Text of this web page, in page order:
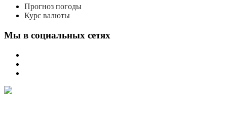
Прогноз погоды
Курс валюты
Мы в социальных сетях